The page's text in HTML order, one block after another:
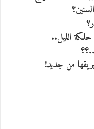
الليل..
من جديد!